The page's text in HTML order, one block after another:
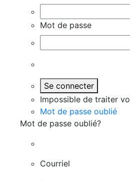
Mot de passe
Se connecter
Impossible de traiter
Mot de passe oublié
Mot de passe oublié?
Courriel